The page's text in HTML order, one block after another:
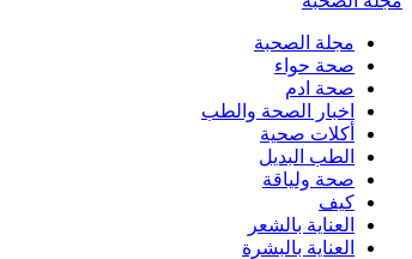
مجلة الصحبة
صحة حواء
صحة ادم
اخبار الصحة والطب
أكلات صحية
الطب البديل
صحة ولياقة
كيف
العناية بالشعر
العناية بالبشرة